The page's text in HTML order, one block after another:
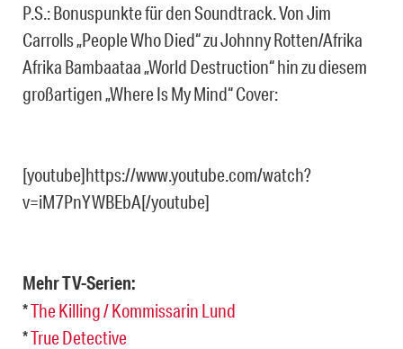
P.S.: Bonuspunkte für den Soundtrack. Von Jim
Carrolls „People Who Died“ zu Johnny Rotten/Afrika
Afrika Bambaataa „World Destruction“ hin zu diesem
großartigen „Where Is My Mind“ Cover:
[youtube]https://www.youtube.com/watch?
v=iM7PnYWBEbA[/youtube]
Mehr TV-Serien:
*The Killing / Kommissarin Lund
*True Detective